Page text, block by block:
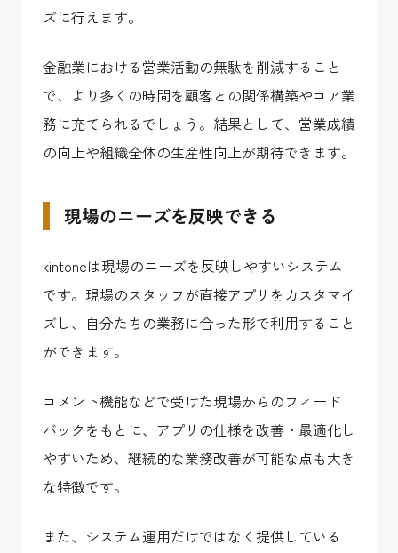
ズに行えます。
金融業における営業活動の無駄を削減すること
で、より多くの時間を顧客との関係構築やコア業
務に充てられるでしょう。結果として、営業成績
の向上や組織全体の生産性向上が期待できます。
現場のニーズを反映できる
kintoneは現場のニーズを反映しやすいシステム
です。現場のスタッフが直接アプリをカスタマイ
ズし、自分たちの業務に合った形で利用すること
ができます。
コメント機能などで受けた現場からのフィード
バックをもとに、アプリの仕様を改善・最適化し
やすいため、継続的な業務改善が可能な点も大き
な特徴です。
また、システム運用だけではなく提供している